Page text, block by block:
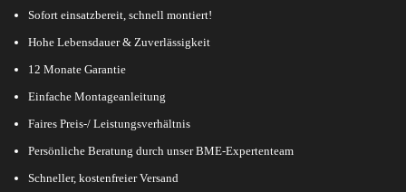
Sofort einsatzbereit, schnell montiert!
Hohe Lebensdauer & Zuverlässigkeit
12 Monate Garantie
Einfache Montageanleitung
Faires Preis-/ Leistungsverhältnis
Persönliche Beratung durch unser BME-Expertenteam
Schneller, kostenfreier Versand